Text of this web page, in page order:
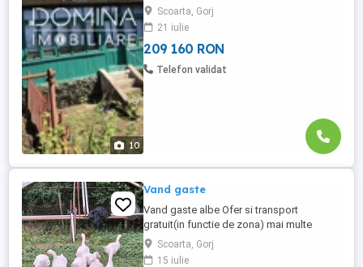
10
amplasată într-o zonă liniștită, cu acces
facil din drum asfaltat și un cadru natural
plăcut. Casa ...
Scoarta, Gorj
21 iulie
209 160 RON
Telefon validat
Vand gaste
Vand gaste albe Ofer si transport
gratuit(in functie de zona) mai multe
detalii la telefon
Scoarta, Gorj
15 iulie